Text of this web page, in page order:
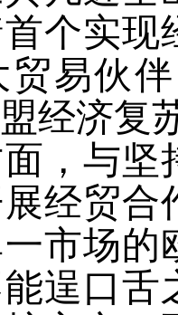
个实
贸易伙
经济复
与坚持
经贸合
市场的
逞口舌